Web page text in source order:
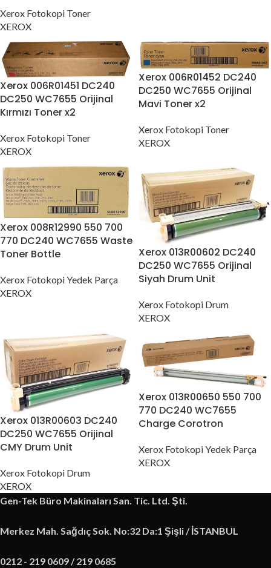
Xerox Fotokopi Toner
XEROX
Xerox 006R01451 DC240
DC250 WC7655 Orijinal
Kırmızı Toner x2
Xerox Fotokopi Toner
XEROX
Xerox 006R01452 DC240
DC250 WC7655 Orijinal
Mavi Toner x2
Xerox Fotokopi Toner
XEROX
Xerox 008R12990 550 700
770 DC240 WC7655 Waste
Toner Bottle
Xerox Fotokopi Yedek Parça
XEROX
Xerox 013R00602 DC240
DC250 WC7655 Orijinal
Siyah Drum Unit
Xerox Fotokopi Drum
XEROX
Xerox 013R00603 DC240
DC250 WC7655 Orijinal
CMY Drum Unit
Xerox Fotokopi Drum
XEROX
Xerox 013R00650 550 700
770 DC240 WC7655
Charge Corotron
Xerox Fotokopi Yedek Parça
XEROX
Gen-Tek Büro Makinaları San. Tic. Ltd. Şti.
Merkez Mah. Sağdıç Sok. No:32 Da:1 Şişli / İSTANBUL
0212 - 219 0609 / 219 0685